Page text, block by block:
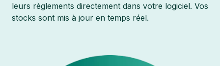
leurs règlements directement dans votre logiciel. Vos
stocks sont mis à jour en temps réel.